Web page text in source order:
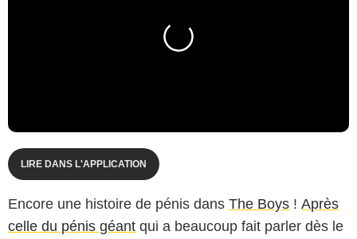
LIRE DANS L'APPLICATION
Encore une histoire de pénis dans The Boys ! Après
celle du pénis géant qui a beaucoup fait parler dès le